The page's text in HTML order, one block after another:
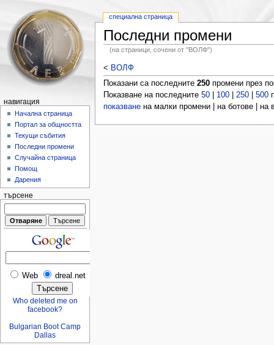
Последни промени
(на страници, сочени от "ВОЛФ")
< ВОЛФ
Показани са последните 250промени през
Показване на последните 50| 100| 250| 500
показванена малки промени | на ботове | на
специална страница
навигация
Начална страница
Портал за общността
Текущи събития
Последни промени
Случайна страница
Помощ
Дарения
търсене
Web dreal.net
Who deleted me on
facebook?
Bulgarian Boot Camp
Dallas